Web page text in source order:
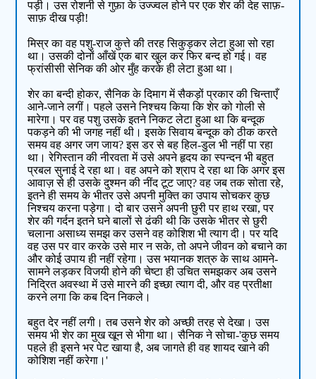
पड़ी। उस रोशनी से गुफ़ा के उज्ज्वल होने पर एक शेर की देह साफ़-
साफ़ दीख पड़ी!
मिस्र का वह पशु-राज कुत्ते की तरह सिकुड़कर लेटा हुआ सो रहा
था। उसकी दोनों आँखें एक बार खुल कर फिर बन्द हो गई। वह
फ्रांसीसी सेनिक की ओर मुँह करके ही लेटा हुआ था।
शेर का बन्दी होकर, सैनिक के दिमाग में सैकड़ों प्रकार की चिन्ताएँ
आने-जाने लगीं। पहले उसने निश्चय किया कि शेर को गोली से
मारेगा। पर वह पशु उसके इतने निकट लेटा हुआ था कि बन्दूक
पकड़ने की भी जगह नहीं थी। इसके सिवाय बन्दूक को ठीक करते
समय वह अगर जग जाय? इस डर से बह हिल-डुल भी नहीं पा रहा
था। रेगिस्तान की नीरवता में उसे अपने हृदय का स्पन्दन भी बहुत
प्रबल सुनाई दे रहा था। वह अपने को श्राप दे रहा था कि अगर इस
आवाज़ से ही उसके दुश्मन की नींद टूट जाए? वह जब तक सोता रहे,
इतने ही समय के भीतर उसे अपनी मुक्ति का उपाय सोचकर कुछ
निश्चय करना पड़ेगा। दो बार उसने अपनी छुरी पर हाथ रखा, पर
शेर की गर्दन इतने घने बालों से ढंकी थी कि उसके भीतर से छुरी
चलाना असाध्य समझ कर उसने वह कोशिश भी त्याग दी। पर यदि
वह उस पर वार करके उसे मार न सके, तो अपने जीवन को बचाने का
और कोई उपाय ही नहीं रहेगा। उस भयानक शत्रु के साथ आमने-
सामने लड़कर विजयी होने की चेष्टा ही उचित समझकर अब उसने
निद्रित अवस्था में उसे मारने की इच्छा त्याग दी, और वह प्रतीक्षा
करने लगा कि कब दिन निकले।
बहुत देर नहीं लगी। तब उसने शेर को अच्छी तरह से देखा। उस
समय भी शेर का मुख खून से भीगा था। सैनिक ने सोचा-'कुछ समय
पहले ही इसने भर पेट खाया है, अब जागते ही वह शायद खाने की
कोशिश नहीं करेगा।'